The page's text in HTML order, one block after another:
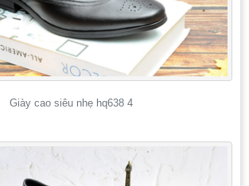
Giày cao siêu nhẹ hq638 4